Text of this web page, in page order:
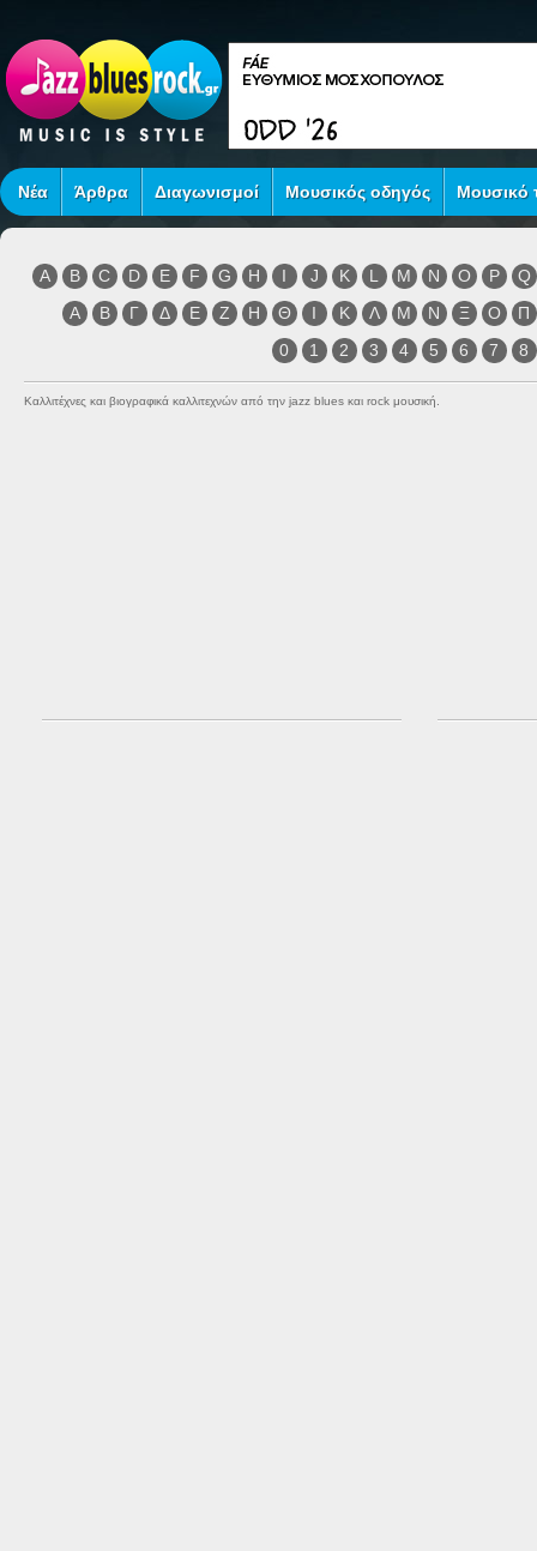
Νέα Άρθρα Διαγωνισμοί Μουσικός οδηγός Μουσικό
A B C D E F G H I J K L M N O P
Q
Α
Β Γ Δ Ε Ζ Η Θ Ι Κ Λ Μ Ν Ξ Ο
Π
0
1 2 3 4 5 6 7 8
Καλλιτέχνες και βιογραφικά καλλιτεχνών από την jazz blues και rock μουσική.